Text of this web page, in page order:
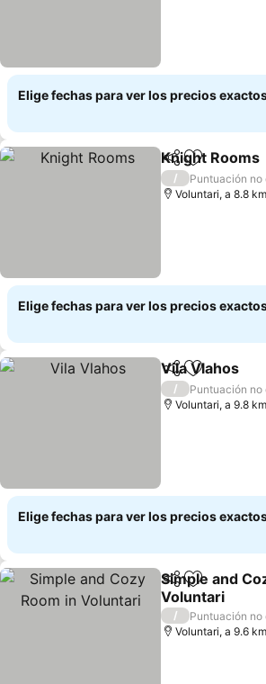
Elige fechas para ver los precios
CompartirAgregar a
Knight Rooms
/
Puntuación no
Voluntari, a 8.8
Elige fechas para ver los precios
CompartirAgregar a
Vila Vlahos
/
Puntuación no
Voluntari, a 9.8
Elige fechas para ver los precios
CompartirAgregar a
Simple and
Voluntari
Ver precios
/
Puntuación no
Voluntari, a 9.6